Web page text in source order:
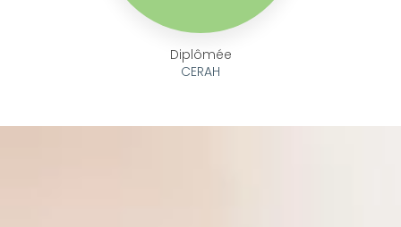
Diplômée
CERAH